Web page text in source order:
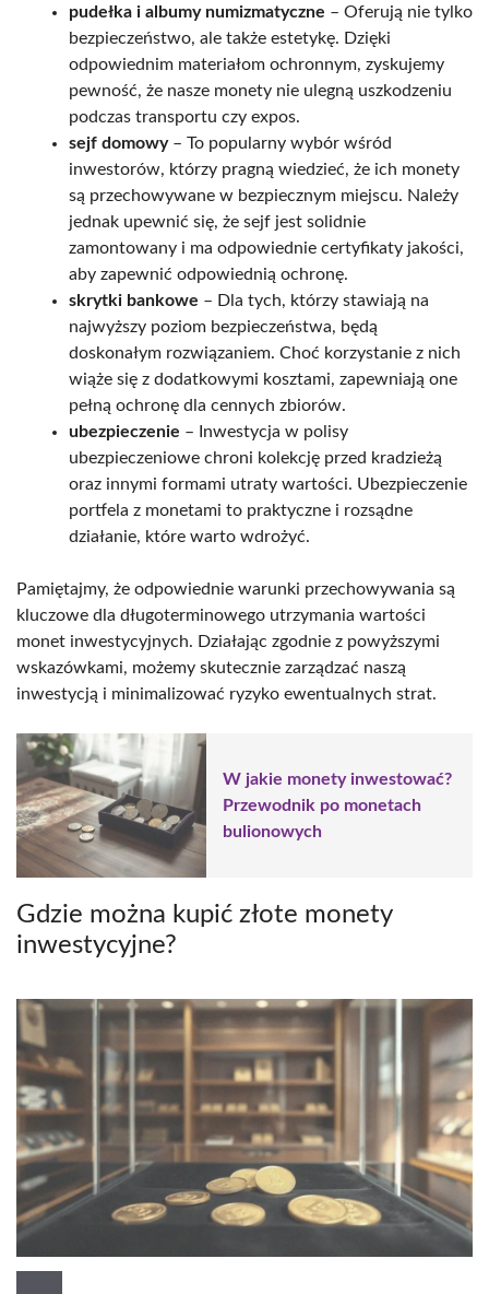
pudełka i albumy numizmatyczne – Oferują nie tylko
bezpieczeństwo, ale także estetykę. Dzięki
odpowiednim materiałom ochronnym, zyskujemy
pewność, że nasze monety nie ulegną uszkodzeniu
podczas transportu czy expos.
sejf domowy– To popularny wybór wśród
inwestorów, którzy pragną wiedzieć, że ich monety
są przechowywane w bezpiecznym miejscu. Należy
jednak upewnić się, że sejf jest solidnie
zamontowany i ma odpowiednie certyfikaty jakości,
aby zapewnić odpowiednią ochronę.
skrytki bankowe – Dla tych, którzy stawiają na
najwyższy poziom bezpieczeństwa, będą
doskonałym rozwiązaniem. Choć korzystanie z nich
wiąże się z dodatkowymi kosztami, zapewniają one
pełną ochronę dla cennych zbiorów.
ubezpieczenie – Inwestycja w polisy
ubezpieczeniowe chroni kolekcję przed kradzieżą
oraz innymi formami utraty wartości. Ubezpieczenie
portfela z monetami to praktyczne i rozsądne
działanie, które warto wdrożyć.
Pamiętajmy, że odpowiednie warunki przechowywania są
kluczowe dla długoterminowego utrzymania wartości
monet inwestycyjnych. Działając zgodnie z powyższymi
wskazówkami, możemy skutecznie zarządzać naszą
inwestycją i minimalizować ryzyko ewentualnych strat.
W jakie monety inwestować?
Przewodnik po monetach
bulionowych
Gdzie można kupić złote monety
inwestycyjne?